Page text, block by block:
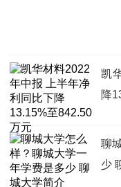
凯
降
聊
少